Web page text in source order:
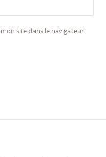
site dans le navigateur